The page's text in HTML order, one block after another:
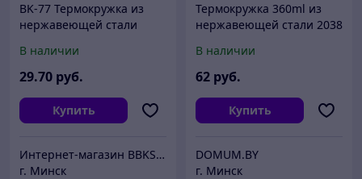
BK-77 Термокружка из
нержавеющей стали
заварки и цифровым
термометром PENGUIN
В наличии
29.70 руб.
Купить
Интернет-магазин BBKSHOP.BY
г. Минск
Термокружка 360ml из
нержавеющей стали 2038
В наличии
62 руб.
Купить
DOMUM.BY
г. Минск